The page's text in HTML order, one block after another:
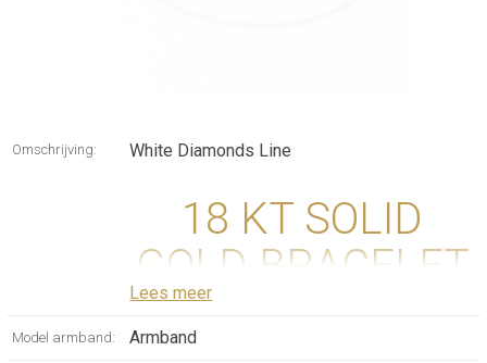
Omschrijving: White Diamonds Line
18 KT SOLID
GOLD BRACELET
WITH DIAMONDS
Lees meer
Model armband: Armband